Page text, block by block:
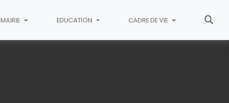
MAIRIE EDUCATION CADRE DE VIE